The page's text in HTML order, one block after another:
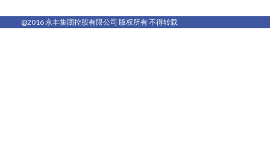
@2016 永丰集团控股有限公司 版权所有 不得转载